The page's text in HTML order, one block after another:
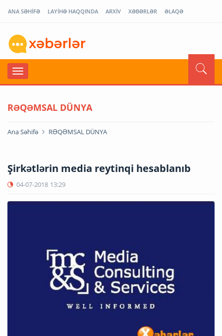
ANA SƏHİFƏ LAYİHƏ HAQQINDA ARXİV XƏBƏRLƏR ƏLAQƏ
RƏQƏMSAL DÜNYA
Ana Səhifə RƏQƏMSAL DÜNYA
Şirkətlərin media reytinqi hesablanıb
04-07-2018 13:29